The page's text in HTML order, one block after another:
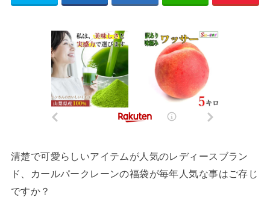
清楚で可愛らしいアイテムが人気のレディースブラン
ド、カールパークレーンの福袋が毎年人気な事はご存じ
ですか？